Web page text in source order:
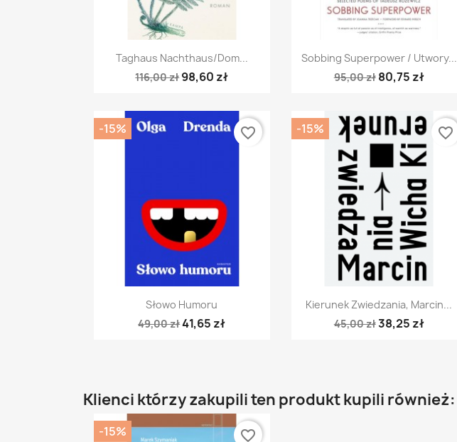
Szybki podgląd
Taghaus Nachthaus/Dom...
116,00 zł98,60 zł
Szybki podgląd
Sobbing Superpower / Utwory...
95,00 zł 80,75 zł
Szybki podgląd
Słowo Humoru
49,00 zł41,65 zł
-15% favorite_border
Szybki podgląd
Kierunek Zwiedzania, Marcin...
45,00 zł38,25 zł
-15% favorite_border
Klienci którzy zakupili ten produkt kupili również:
-15% favorite_border